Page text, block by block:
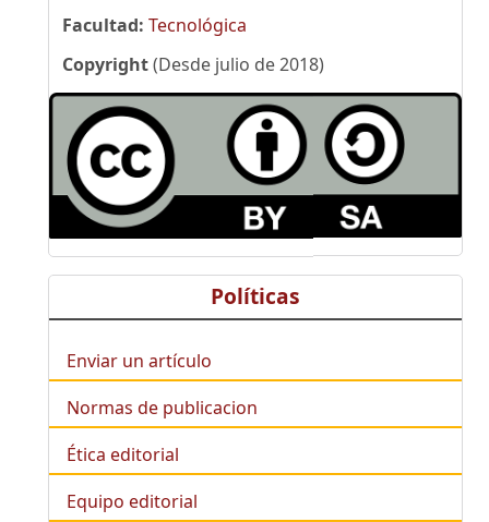
Facultad: Tecnológica
Copyright(Desde julio de 2018)
Políticas
Enviar un artículo
Normas de publicacion
Ética editorial
Equipo editorial